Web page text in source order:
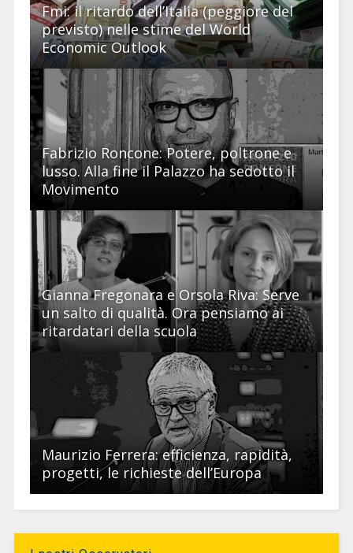
Fmi: il ritardo dell’Italia (peggiore del
previsto) nelle stime del World
Economic Outlook
Fabrizio Roncone: Potere, poltrone e
lusso. Alla fine il Palazzo ha sedotto il
Movimento
Gianna Fregonara e Orsola Riva: Serve
un salto di qualità. Ora pensiamo ai
ritardatari della scuola
Maurizio Ferrera: efficienza, rapidità,
progetti, le richieste dell’Europa